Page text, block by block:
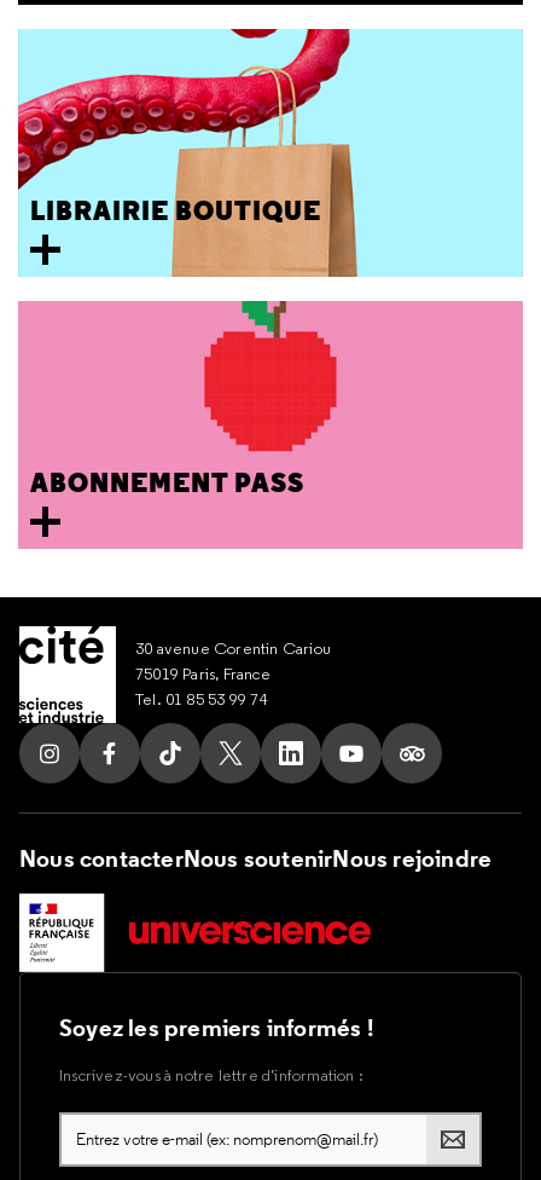
LIBRAIRIE BOUTIQUE
ABONNEMENT PASS
30 avenue Corentin Cariou
75019 Paris, France
Tel. 01 85 53 99 74
Suivez nous sur Instagram
Suivez nous sur Facebook
Suivez nous sur Tik Tok
Suivez nous sur X
Suivez nous sur LinkedIn
Suivez nous sur
Suivez nous
Nous contacterNous soutenirNous rejoindre
Soyez les premiers informés !
Inscrivez-vous à notre lettre d’information :